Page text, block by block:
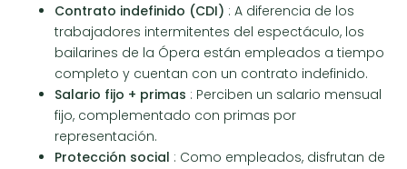
Contrato indefinido (CDI) : A diferencia de los
trabajadores intermitentes del espectáculo, los
bailarines de la Ópera están empleados a tiempo
completo y cuentan con un contrato indefinido.
Salario fijo + primas : Perciben un salario mensual
fijo, complementado con primas por
representación.
Protección social : Como empleados, disfrutan de